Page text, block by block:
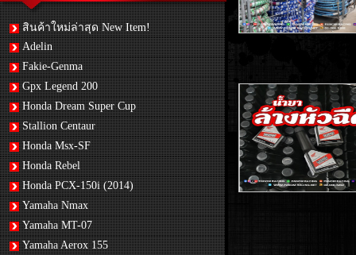
สินค้าใหม่ล่าสุด New Item!
Adelin
Fakie-Genma
Gpx Legend 200
Honda Dream Super Cup
Stallion Centaur
Honda Msx-SF
Honda Rebel
Honda PCX-150i (2014)
Yamaha Nmax
Yamaha MT-07
Yamaha Aerox 155